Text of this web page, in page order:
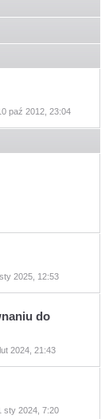
paź 2012, 23:04
2025, 12:53
do
2024, 21:43
sty 2024, 7:20